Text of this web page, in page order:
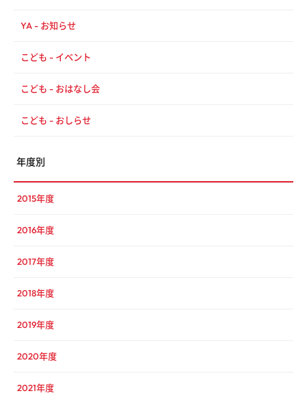
YA - お知らせ
こども - イベント
こども - おはなし会
こども - おしらせ
年度別
2015年度
2016年度
2017年度
2018年度
2019年度
2020年度
2021年度